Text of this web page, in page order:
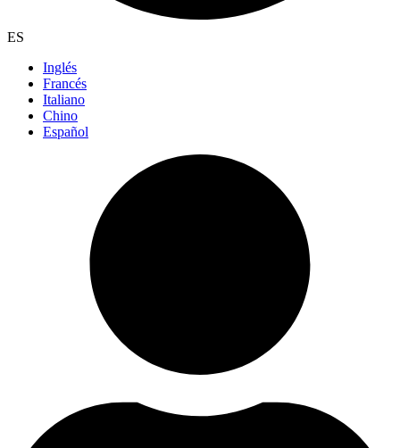
ES
Inglés
Francés
Italiano
Chino
Español